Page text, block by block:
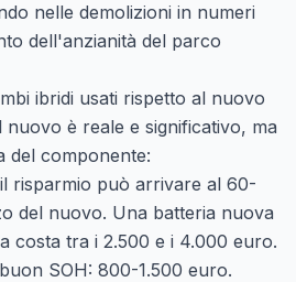
nelle demolizioni in numeri
dell'anzianità del parco
ibridi usati rispetto al nuovo
è reale e significativo, ma
del componente:
risparmio può arrivare al 60-
del nuovo. Una batteria nuova
costa tra i 2.500 e i 4.000 euro.
SOH: 800-1.500 euro.